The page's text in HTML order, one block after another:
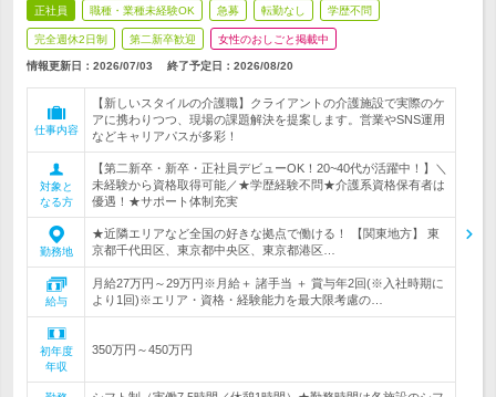
正社員 職種・業種未経験OK 急募 転勤なし 学歴不問
完全週休2日制 第二新卒歓迎 女性のおしごと掲載中
情報更新日：2026/07/03 終了予定日： 2026/08/20
仕事内容
【新しいスタイルの介護職】クライアントの介護施設で実際のケ
アに携わりつつ、現場の課題解決を提案します。営業やSNS運用
などキャリアパスが多彩！
対象と
なる方
【第二新卒・新卒・正社員デビューOK！20~40代が活躍中！】＼
未経験から資格取得可能／★学歴経験不問★介護系資格保有者は
優遇！★サポート体制充実
勤務地
★近隣エリアなど全国の好きな拠点で働ける！ 【関東地方】 東
京都千代田区、東京都中央区、東京都港区…
給与
月給27万円～29万円※月給＋ 諸手当 ＋ 賞与年2回(※入社時期に
より1回)※エリア・資格・経験能力を最大限考慮の…
初年度
年収
350万円～450万円